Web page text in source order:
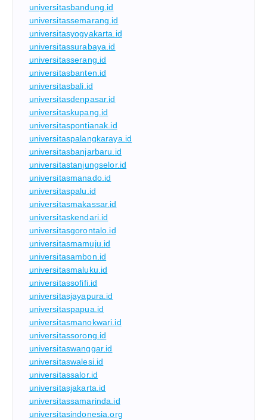
universitasbandung.id
universitassemarang.id
universitasyogyakarta.id
universitassurabaya.id
universitasserang.id
universitasbanten.id
universitasbali.id
universitasdenpasar.id
universitaskupang.id
universitaspontianak.id
universitaspalangkaraya.id
universitasbanjarbaru.id
universitastanjungselor.id
universitasmanado.id
universitaspalu.id
universitasmakassar.id
universitaskendari.id
universitasgorontalo.id
universitasmamuju.id
universitasambon.id
universitasmaluku.id
universitassofifi.id
universitasjayapura.id
universitaspapua.id
universitasmanokwari.id
universitassorong.id
universitaswanggar.id
universitaswalesi.id
universitassalor.id
universitasjakarta.id
universitassamarinda.id
universitasindonesia.org